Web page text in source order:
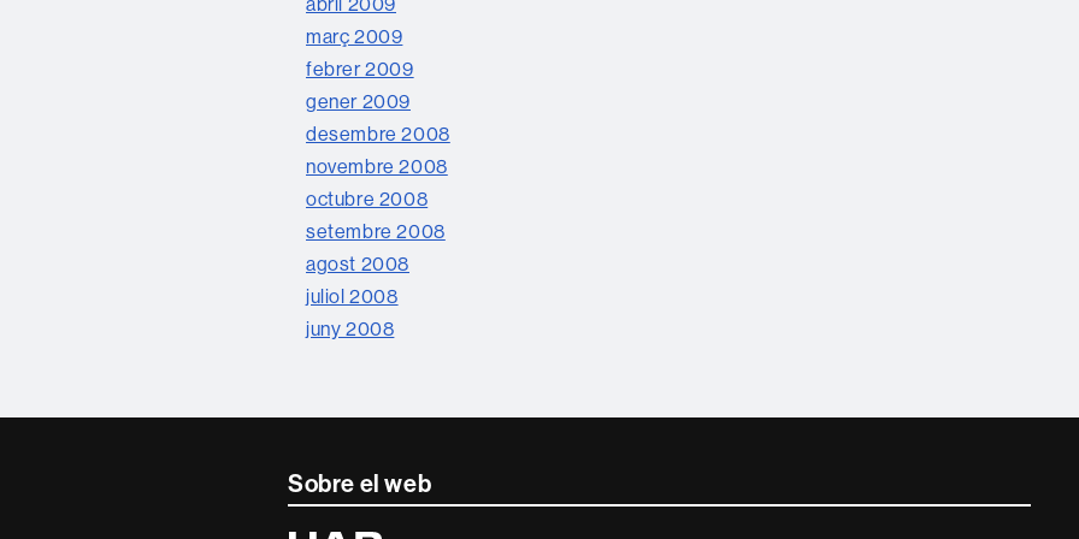
març 2009
febrer 2009
gener 2009
desembre 2008
novembre 2008
octubre 2008
setembre 2008
agost 2008
juliol 2008
juny 2008
Sobre el web
Universitat